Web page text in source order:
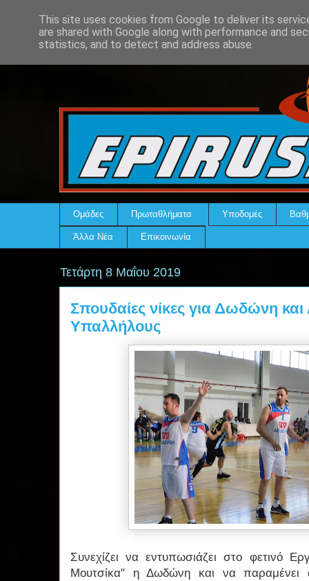
Ομάδες Πρωταθλήματα Υποδομές
Άλλα Νέα Επικοινωνία
Τετάρτη 8 Μαΐου 2019
Σπουδαίες νίκες για Δωδώνη και
Υπαλλήλους
Συνεχίζει να εντυπωσιάζει στο φετινό
Μουτσίκα" η Δωδώνη και να παραμένει
This site uses cookies from Google to deliver its
are shared with Google along with performance and
statistics, and to detect and address abuse.